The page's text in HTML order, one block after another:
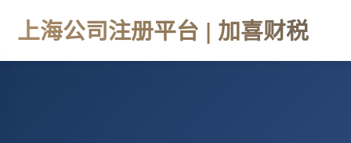
上海公司注册平台 | 加喜财税